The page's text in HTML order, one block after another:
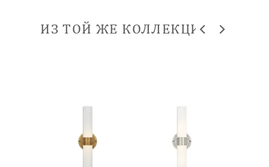
ИЗ ТОЙ ЖЕ КОЛЛЕКЦИИ